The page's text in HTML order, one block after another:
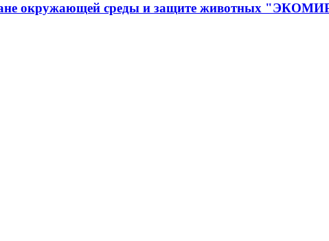
окружающей среды и защите животных